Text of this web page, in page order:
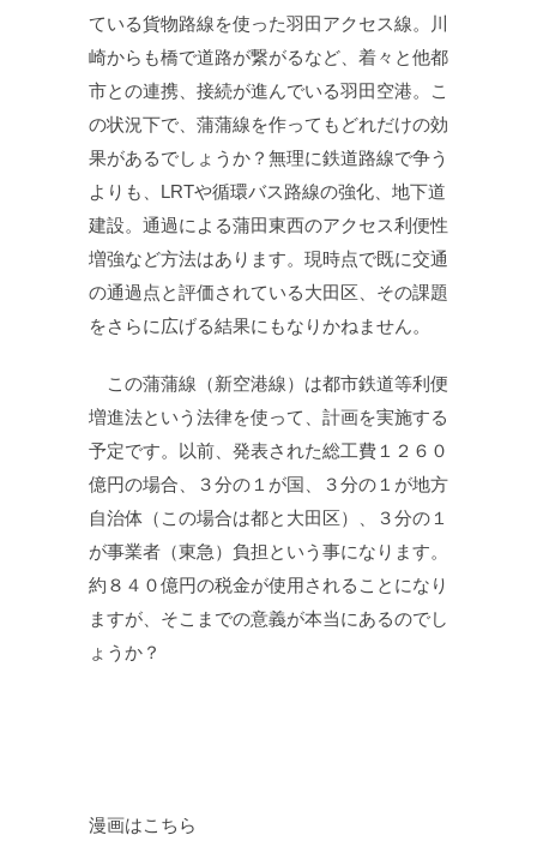
ている貨物路線を使った羽田アクセス線。川
崎からも橋で道路が繋がるなど、着々と他都
市との連携、接続が進んでいる羽田空港。こ
の状況下で、蒲蒲線を作ってもどれだけの効
果があるでしょうか？無理に鉄道路線で争う
よりも、LRTや循環バス路線の強化、地下道
建設。通過による蒲田東西のアクセス利便性
増強など方法はあります。現時点で既に交通
の通過点と評価されている大田区、その課題
をさらに広げる結果にもなりかねません。
この蒲蒲線（新空港線）は都市鉄道等利便
増進法という法律を使って、計画を実施する
予定です。以前、発表された総工費１２６０
億円の場合、３分の１が国、３分の１が地方
自治体（この場合は都と大田区）、３分の１
が事業者（東急）負担という事になります。
約８４０億円の税金が使用されることになり
ますが、そこまでの意義が本当にあるのでし
ょうか？
漫画はこちら